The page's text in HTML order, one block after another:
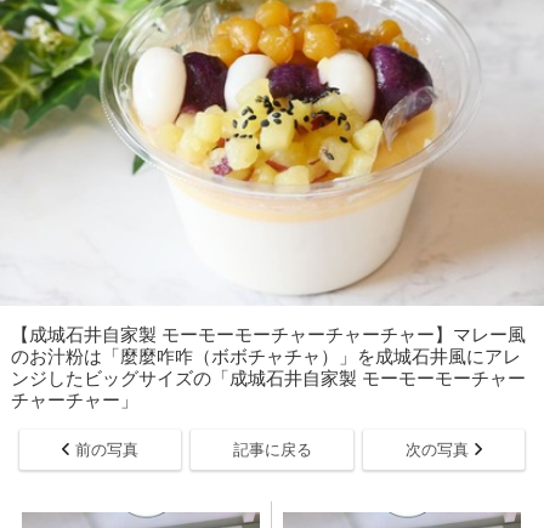
【成城石井自家製 モーモーモーチャーチャーチャー】マレー風
のお汁粉は「麼麼咋咋（ボボチャチャ）」を成城石井風にアレ
ンジしたビッグサイズの「成城石井自家製 モーモーモーチャー
チャーチャー」
前の写真 記事に戻る 次の写真